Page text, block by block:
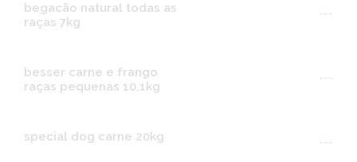
begacão natural todas as
raças 7kg
---
besser carne e frango
raças pequenas 10,1kg
---
special dog carne 20kg ---